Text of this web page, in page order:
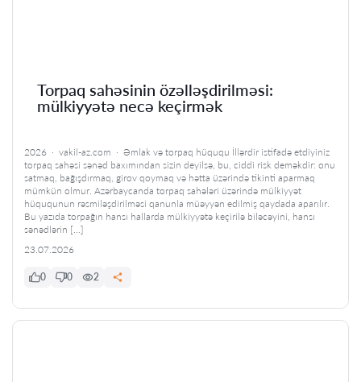
Torpaq sahəsinin özəlləşdirilməsi:
mülkiyyətə necə keçirmək
2026 · vakil-az.com · Əmlak və torpaq hüququ İllərdir istifadə etdiyiniz
torpaq sahəsi sənəd baxımından sizin deyilsə, bu, ciddi risk deməkdir: onu
satmaq, bağışdırmaq, girov qoymaq və hətta üzərində tikinti aparmaq
mümkün olmur. Azərbaycanda torpaq sahələri üzərində mülkiyyət
hüququnun rəsmiləşdirilməsi qanunla müəyyən edilmiş qaydada aparılır.
Bu yazıda torpağın hansı hallarda mülkiyyətə keçirilə biləcəyini, hansı
sənədlərin […]
23.07.2026
0 0 2